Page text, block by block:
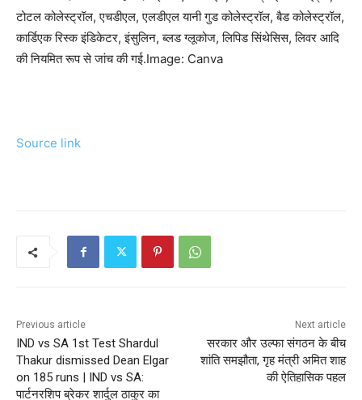
टोटल कोलेस्ट्रॉल, एचडीएल, एलडीएल यानी गुड कोलेस्ट्रॉल, बैड कोलेस्ट्रॉल,
कार्डिएक रिस्क इंडिकेटर, इंसुलिन, ब्लड ग्लूकोज, लिपिड सिंथेसिस, लिवर आदि
की नियमित रूप से जांच की गई.Image: Canva
Source link
Previous article
IND vs SA 1st Test Shardul
Thakur dismissed Dean Elgar
on 185 runs | IND vs SA:
पार्टनरशिप ब्रेकर शार्दुल ठाकुर का
Next article
सरकार और उल्फा संगठन के बीच
शांति समझौता, गृह मंत्री अमित शाह
की ऐतिहासिक पहल